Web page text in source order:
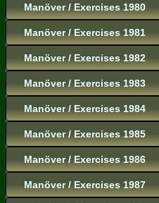
Manöver / Exercises 1980
Manöver / Exercises 1981
Manöver / Exercises 1982
Manöver / Exercises 1983
Manöver / Exercises 1984
Manöver / Exercises 1985
Manöver / Exercises 1986
Manöver / Exercises 1987